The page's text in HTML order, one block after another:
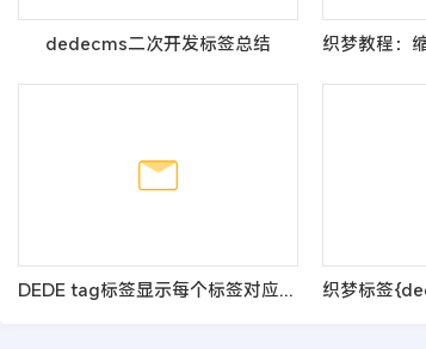
dedecms二次开发标签总结
DEDE tag标签显示每个标签对应的文章数量的方法